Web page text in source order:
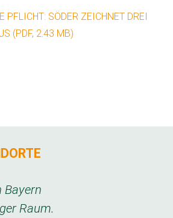
PFLICHT: SÖDER ZEICHNET DREI
(PDF, 2.43 MB)
Bayern
Raum.